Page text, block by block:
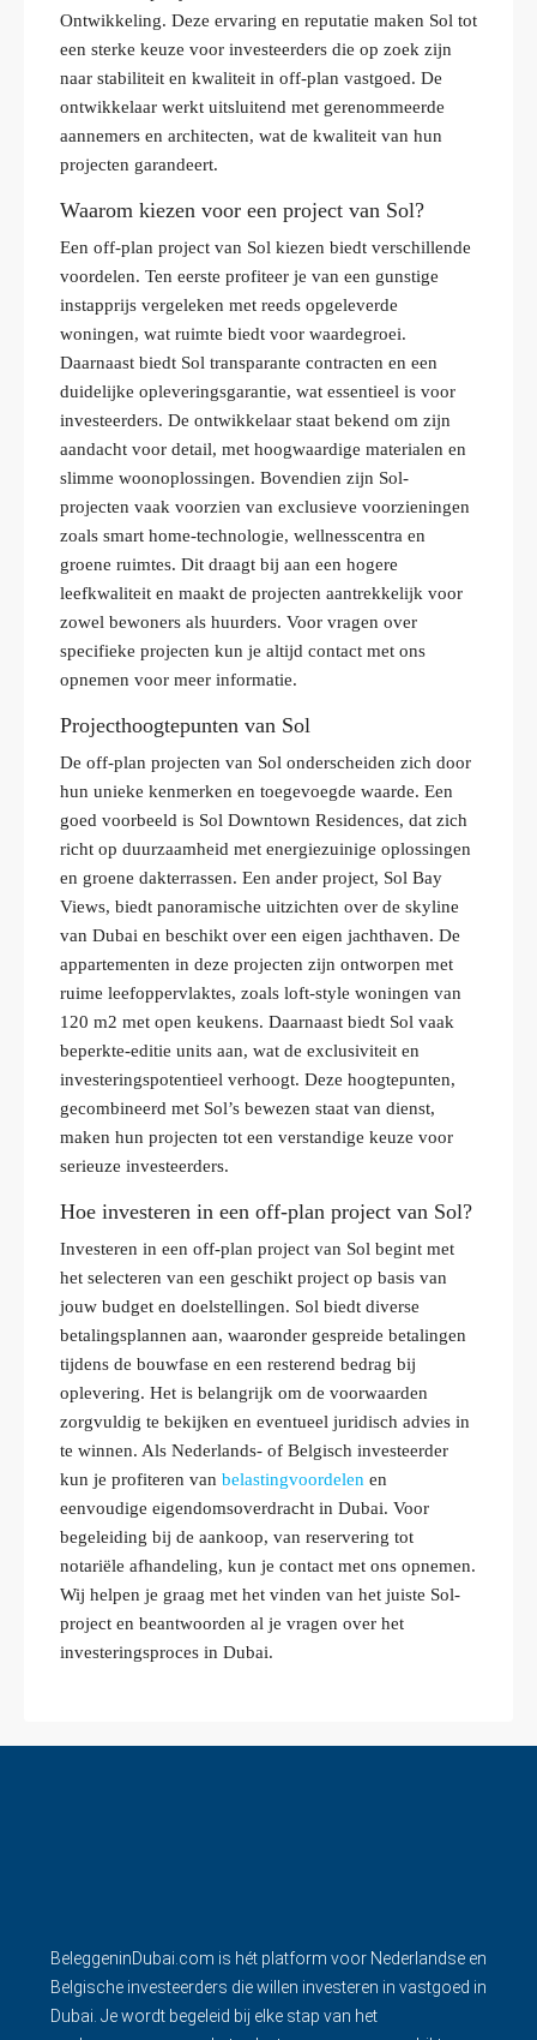
Ontwikkeling. Deze ervaring en reputatie maken Sol tot
een sterke keuze voor investeerders die op zoek zijn
naar stabiliteit en kwaliteit in off-plan vastgoed. De
ontwikkelaar werkt uitsluitend met gerenommeerde
aannemers en architecten, wat de kwaliteit van hun
projecten garandeert.
Waarom kiezen voor een project van Sol?
Een off-plan project van Sol kiezen biedt verschillende
voordelen. Ten eerste profiteer je van een gunstige
instapprijs vergeleken met reeds opgeleverde
woningen, wat ruimte biedt voor waardegroei.
Daarnaast biedt Sol transparante contracten en een
duidelijke opleveringsgarantie, wat essentieel is voor
investeerders. De ontwikkelaar staat bekend om zijn
aandacht voor detail, met hoogwaardige materialen en
slimme woonoplossingen. Bovendien zijn Sol-
projecten vaak voorzien van exclusieve voorzieningen
zoals smart home-technologie, wellnesscentra en
groene ruimtes. Dit draagt bij aan een hogere
leefkwaliteit en maakt de projecten aantrekkelijk voor
zowel bewoners als huurders. Voor vragen over
specifieke projecten kun je altijd contact met ons
opnemen voor meer informatie.
Projecthoogtepunten van Sol
De off-plan projecten van Sol onderscheiden zich door
hun unieke kenmerken en toegevoegde waarde. Een
goed voorbeeld is Sol Downtown Residences, dat zich
richt op duurzaamheid met energiezuinige oplossingen
en groene dakterrassen. Een ander project, Sol Bay
Views, biedt panoramische uitzichten over de skyline
van Dubai en beschikt over een eigen jachthaven. De
appartementen in deze projecten zijn ontworpen met
ruime leefoppervlaktes, zoals loft-style woningen van
120 m2 met open keukens. Daarnaast biedt Sol vaak
beperkte-editie units aan, wat de exclusiviteit en
investeringspotentieel verhoogt. Deze hoogtepunten,
gecombineerd met Sol’s bewezen staat van dienst,
maken hun projecten tot een verstandige keuze voor
serieuze investeerders.
Hoe investeren in een off-plan project van Sol?
Investeren in een off-plan project van Sol begint met
het selecteren van een geschikt project op basis van
jouw budget en doelstellingen. Sol biedt diverse
betalingsplannen aan, waaronder gespreide betalingen
tijdens de bouwfase en een resterend bedrag bij
oplevering. Het is belangrijk om de voorwaarden
zorgvuldig te bekijken en eventueel juridisch advies in
te winnen. Als Nederlands- of Belgisch investeerder
kun je profiteren van belastingvoordelen en
eenvoudige eigendomsoverdracht in Dubai. Voor
begeleiding bij de aankoop, van reservering tot
notariële afhandeling, kun je contact met ons opnemen.
Wij helpen je graag met het vinden van het juiste Sol-
project en beantwoorden al je vragen over het
investeringsproces in Dubai.
BeleggeninDubai.com is hét platform voor Nederlandse en
Belgische investeerders die willen investeren in vastgoed in
Dubai. Je wordt begeleid bij elke stap van het